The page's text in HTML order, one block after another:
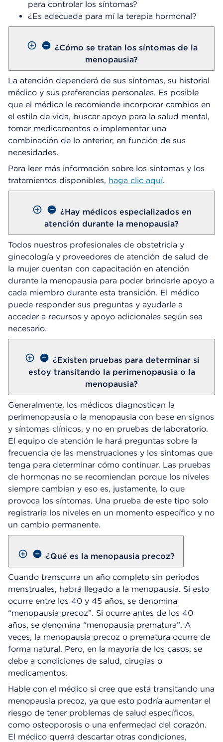
para controlar los síntomas?
¿Es adecuada para mí la terapia hormonal?
¿Cómo se tratan los síntomas de la
menopausia?
La atención dependerá de sus síntomas, su historial
médico y sus preferencias personales. Es posible
que el médico le recomiende incorporar cambios en
el estilo de vida, buscar apoyo para la salud mental,
tomar medicamentos o implementar una
combinación de lo anterior, en función de sus
necesidades.
Para leer más información sobre los síntomas y los
tratamientos disponibles, haga clic aquí.
¿Hay médicos especializados en
atención durante la menopausia?
Todos nuestros profesionales de obstetricia y
ginecología y proveedores de atención de salud de
la mujer cuentan con capacitación en atención
durante la menopausia para poder brindarle apoyo a
cada miembro durante esta transición. El médico
puede responder sus preguntas y ayudarle a
acceder a recursos y apoyo adicionales según sea
necesario.
¿Existen pruebas para determinar si
estoy transitando la perimenopausia o la
menopausia?
Generalmente, los médicos diagnostican la
perimenopausia o la menopausia con base en signos
y síntomas clínicos, y no en pruebas de laboratorio.
El equipo de atención le hará preguntas sobre la
frecuencia de las menstruaciones y los síntomas que
tenga para determinar cómo continuar. Las pruebas
de hormonas no se recomiendan porque los niveles
siempre cambian y eso es, justamente, lo que
provoca los síntomas. Una prueba de este tipo solo
registraría los niveles en un momento específico y no
un cambio permanente.
¿Qué es la menopausia precoz?
Cuando transcurra un año completo sin periodos
menstruales, habrá llegado a la menopausia. Si esto
ocurre entre los 40 y 45 años, se denomina
“menopausia precoz”. Si ocurre antes de los 40
años, se denomina “menopausia prematura”. A
veces, la menopausia precoz o prematura ocurre de
forma natural. Pero, en la mayoría de los casos, se
debe a condiciones de salud, cirugías o
medicamentos.
Hable con el médico si cree que está transitando una
menopausia precoz, ya que esto podría aumentar el
riesgo de tener problemas de salud específicos,
como osteoporosis o una enfermedad del corazón.
El médico querrá descartar otras condiciones,